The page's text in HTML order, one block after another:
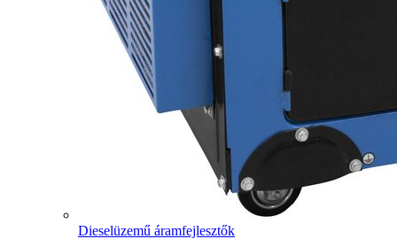
Dieselüzemű áramfejlesztők